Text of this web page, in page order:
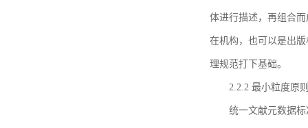
体进行描述，再组合
在机构，也可以是出
理规范打下基础。
2.2.2 最小粒度原
统一文献元数据